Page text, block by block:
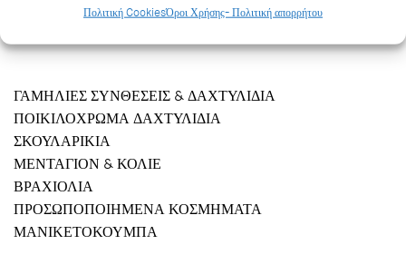
Πολιτική CookiesΌροι Χρήσης- Πολιτική απορρήτου
+302103627488, +302103629796
ΓΑΜΗΛΙΕΣ ΣΥΝΘΕΣΕΙΣ & ΔΑΧΤΥΛΙΔΙΑ
ΠΟΙΚΙΛΟΧΡΩΜΑ ΔΑΧΤΥΛΙΔΙΑ
ΣΚΟΥΛΑΡΙΚΙΑ
ΜΕΝΤΑΓΙΟΝ & ΚΟΛΙΕ
ΒΡΑΧΙΟΛΙΑ
ΠΡΟΣΩΠΟΠΟΙΗΜΕΝΑ ΚΟΣΜΗΜΑΤΑ
ΜΑΝΙΚΕΤΟΚΟΥΜΠΑ